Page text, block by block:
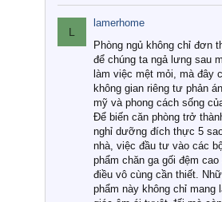
L
lamerhome
Phòng ngủ không chỉ đơn
để chúng ta ngả lưng sau
làm việc mệt mỏi, mà đây
không gian riêng tư phản
mỹ và phong cách sống
Để biến căn phòng trở
nghỉ dưỡng đích thực 5
nhà, việc đầu tư vào các
phẩm chăn ga gối đệm cao
điều vô cùng cần thiết.
phẩm này không chỉ mang